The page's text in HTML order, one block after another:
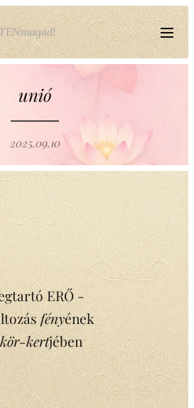
unió
2025.09.10
ERŐ -
fényének
kertjében